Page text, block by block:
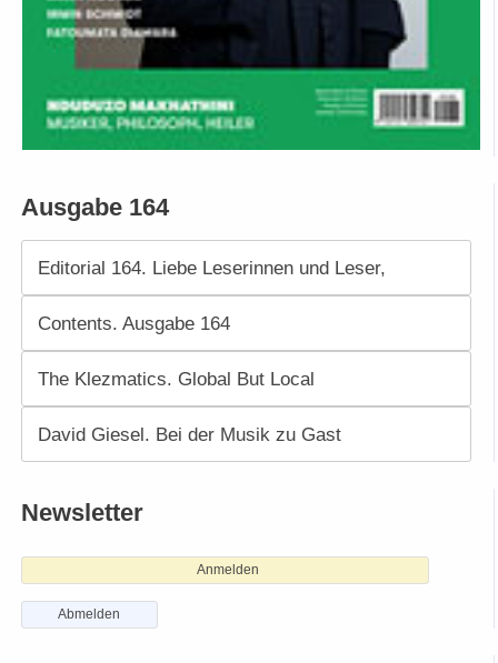
Ausgabe 164
Editorial 164. Liebe Leserinnen und Leser,
Contents. Ausgabe 164
The Klezmatics. Global But Local
David Giesel. Bei der Musik zu Gast
Newsletter
Anmelden
Abmelden